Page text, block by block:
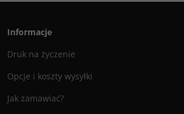
Informacje
Druk na życzenie
Opcje i koszty wysyłki
Jak zamawiać?